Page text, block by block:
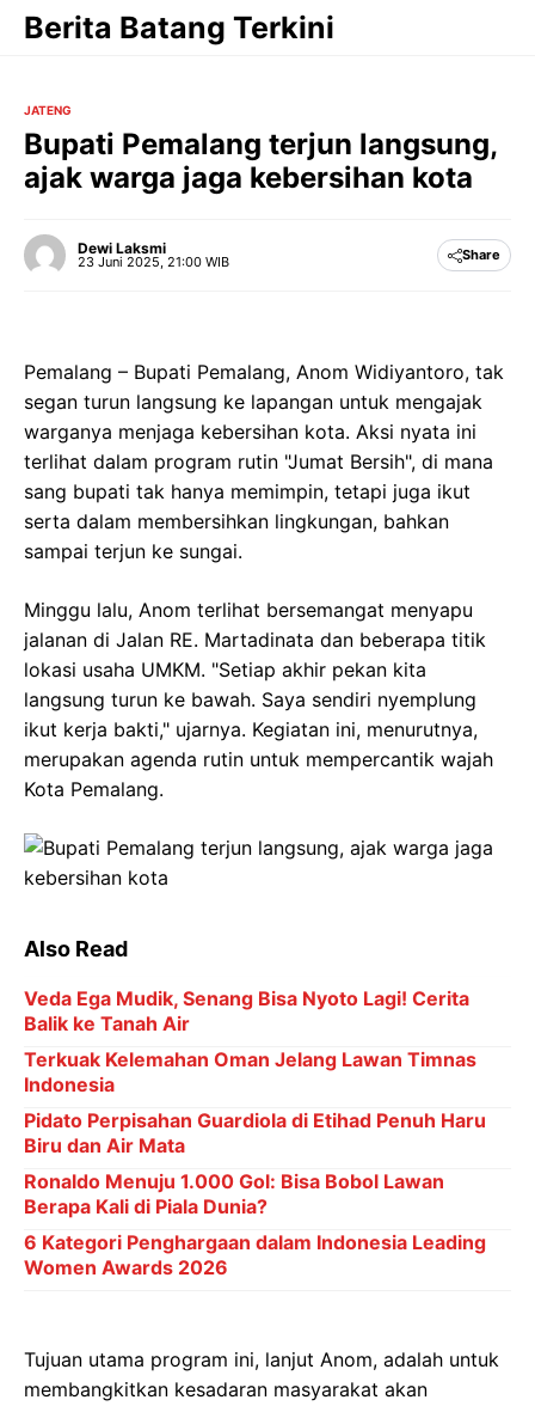
Langsung
Berita Batang Terkini
JATENG
Bupati Pemalang terjun langsung,
ajak warga jaga kebersihan kota
Dewi Laksmi
23 Juni 2025, 21:00 WIB Share
Pemalang – Bupati Pemalang, Anom Widiyantoro, tak
segan turun langsung ke lapangan untuk mengajak
warganya menjaga kebersihan kota. Aksi nyata ini
terlihat dalam program rutin "Jumat Bersih", di mana
sang bupati tak hanya memimpin, tetapi juga ikut
serta dalam membersihkan lingkungan, bahkan
sampai terjun ke sungai.
Minggu lalu, Anom terlihat bersemangat menyapu
jalanan di Jalan RE. Martadinata dan beberapa titik
lokasi usaha UMKM. "Setiap akhir pekan kita
langsung turun ke bawah. Saya sendiri nyemplung
ikut kerja bakti," ujarnya. Kegiatan ini, menurutnya,
merupakan agenda rutin untuk mempercantik wajah
Kota Pemalang.
Also Read
Veda Ega Mudik, Senang Bisa Nyoto Lagi! Cerita
Balik ke Tanah Air
Terkuak Kelemahan Oman Jelang Lawan Timnas
Indonesia
Pidato Perpisahan Guardiola di Etihad Penuh Haru
Biru dan Air Mata
Ronaldo Menuju 1.000 Gol: Bisa Bobol Lawan
Berapa Kali di Piala Dunia?
6 Kategori Penghargaan dalam Indonesia Leading
Women Awards 2026
Tujuan utama program ini, lanjut Anom, adalah untuk
membangkitkan kesadaran masyarakat akan